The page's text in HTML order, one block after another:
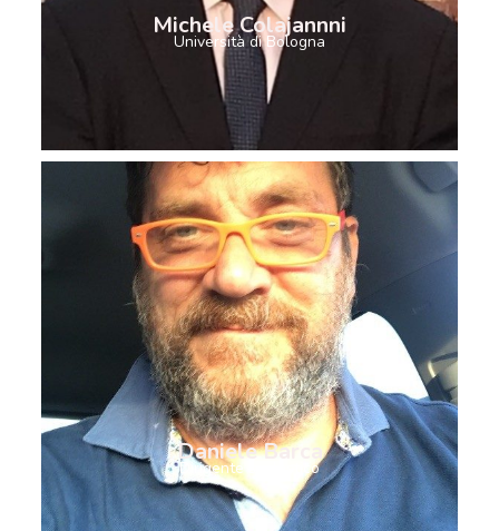
Michele Colajannni
Università di Bologna
Daniele Barca
Dirigente scolastico